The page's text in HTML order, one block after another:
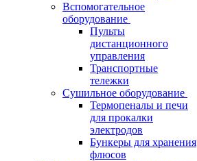
Вспомогательное
оборудование
Пульты
дистанционного
управления
Транспортные
тележки
Сушильное оборудование
Термопеналы и печи
для прокалки
электродов
Бункеры для хранения
флюсов